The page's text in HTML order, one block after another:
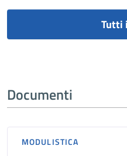
Tutti
Documenti
MODULISTICA